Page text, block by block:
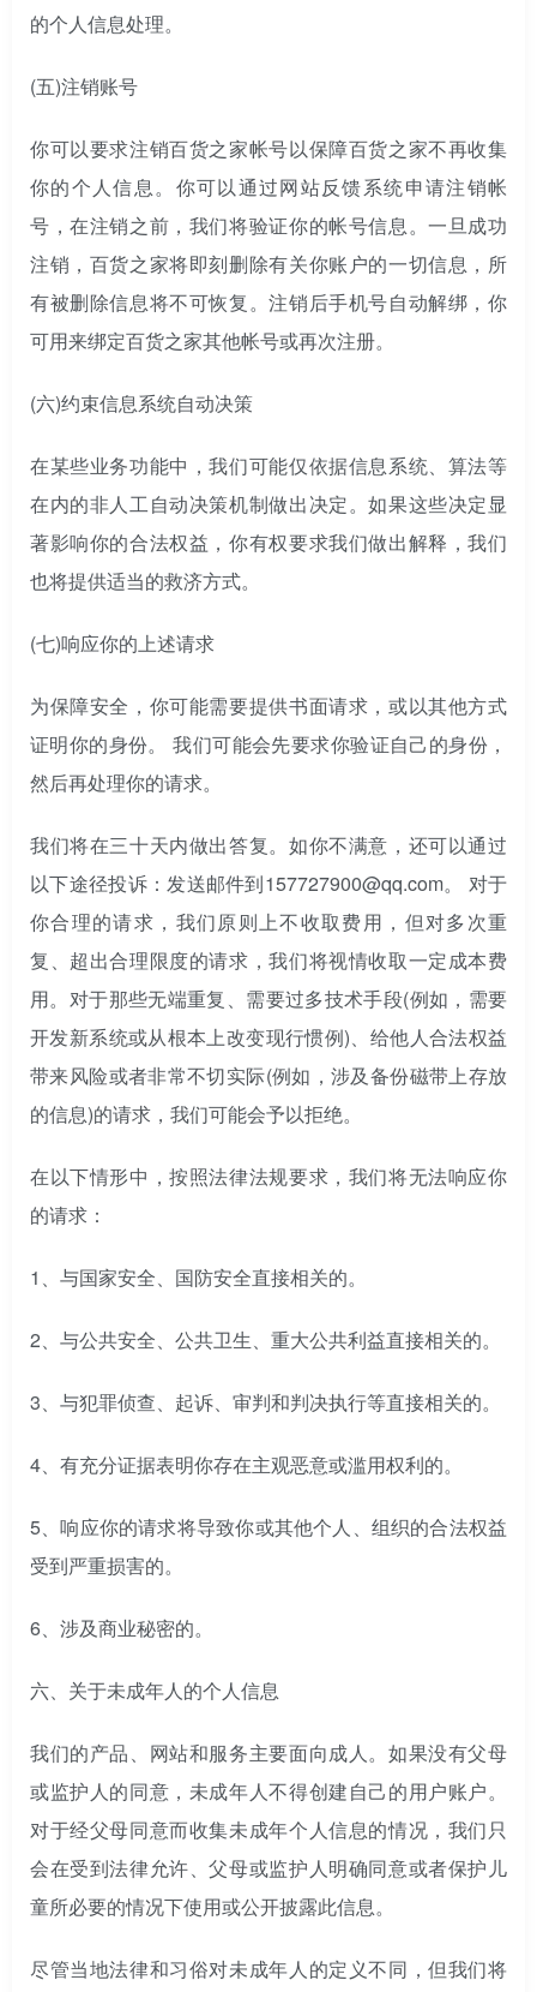
的个人信息处理。
(五)注销账号
你可以要求注销百货之家帐号以保障百货之家不再收集
你的个人信息。你可以通过网站反馈系统申请注销帐
号，在注销之前，我们将验证你的帐号信息。一旦成功
注销，百货之家将即刻删除有关你账户的一切信息，所
有被删除信息将不可恢复。注销后手机号自动解绑，你
可用来绑定百货之家其他帐号或再次注册。
(六)约束信息系统自动决策
在某些业务功能中，我们可能仅依据信息系统、算法等
在内的非人工自动决策机制做出决定。如果这些决定显
著影响你的合法权益，你有权要求我们做出解释，我们
也将提供适当的救济方式。
(七)响应你的上述请求
为保障安全，你可能需要提供书面请求，或以其他方式
证明你的身份。 我们可能会先要求你验证自己的身份，
然后再处理你的请求。
我们将在三十天内做出答复。如你不满意，还可以通过
以下途径投诉：发送邮件到157727900@qq.com。 对于
你合理的请求，我们原则上不收取费用，但对多次重
复、超出合理限度的请求，我们将视情收取一定成本费
用。对于那些无端重复、需要过多技术手段(例如，需要
开发新系统或从根本上改变现行惯例)、给他人合法权益
带来风险或者非常不切实际(例如，涉及备份磁带上存放
的信息)的请求，我们可能会予以拒绝。
在以下情形中，按照法律法规要求，我们将无法响应你
的请求：
1、与国家安全、国防安全直接相关的。
2、与公共安全、公共卫生、重大公共利益直接相关的。
3、与犯罪侦查、起诉、审判和判决执行等直接相关的。
4、有充分证据表明你存在主观恶意或滥用权利的。
5、响应你的请求将导致你或其他个人、组织的合法权益
受到严重损害的。
6、涉及商业秘密的。
六、 关于未成年人的个人信息
我们的产品、网站和服务主要面向成人。如果没有父母
或监护人的同意，未成年人不得创建自己的用户账户。
对于经父母同意而收集未成年个人信息的情况，我们只
会在受到法律允许、父母或监护人明确同意或者保护儿
童所必要的情况下使用或公开披露此信息。
尽管当地法律和习俗对未成年人的定义不同，但我们将